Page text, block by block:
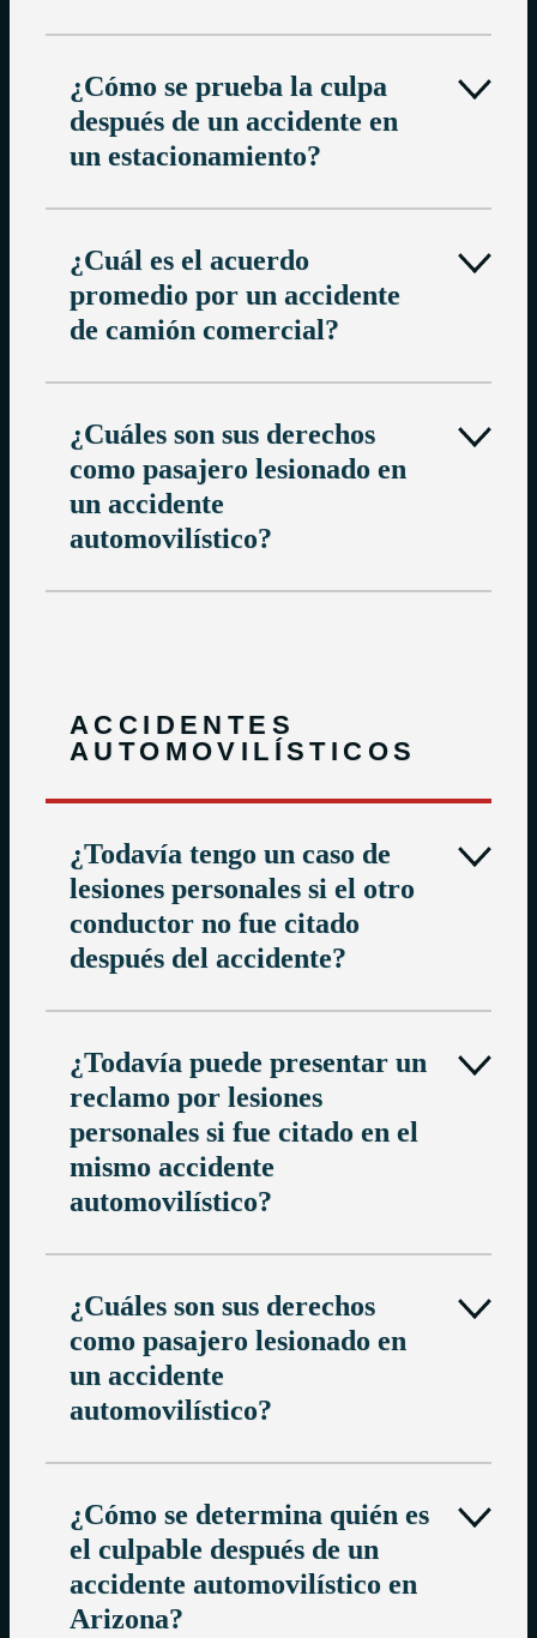
¿Cómo se prueba la culpa
después de un accidente en
un estacionamiento?
¿Cuál es el acuerdo
promedio por un accidente
de camión comercial?
¿Cuáles son sus derechos
como pasajero lesionado en
un accidente
automovilístico?
ACCIDENTES
AUTOMOVILÍSTICOS
¿Todavía tengo un caso de
lesiones personales si el otro
conductor no fue citado
después del accidente?
¿Todavía puede presentar un
reclamo por lesiones
personales si fue citado en el
mismo accidente
automovilístico?
¿Cuáles son sus derechos
como pasajero lesionado en
un accidente
automovilístico?
¿Cómo se determina quién es
el culpable después de un
accidente automovilístico en
Arizona?